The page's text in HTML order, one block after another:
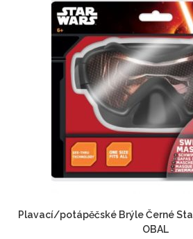
Plavací/potápěčské Brýle Černé
OBAL